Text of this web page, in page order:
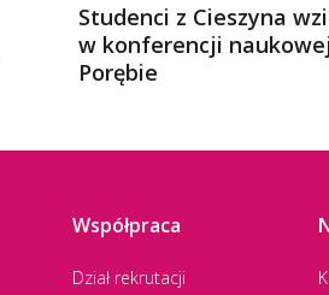
Studenci z Cieszyna
w konferencji
Porębie
Współpraca
Dział rekrutacji